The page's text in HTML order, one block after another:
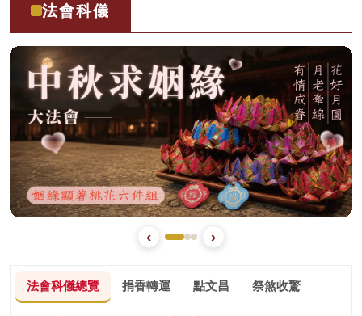
法會科儀
‹ ›
法會科儀總覽 捐香轉運 點文昌 祭煞收驚